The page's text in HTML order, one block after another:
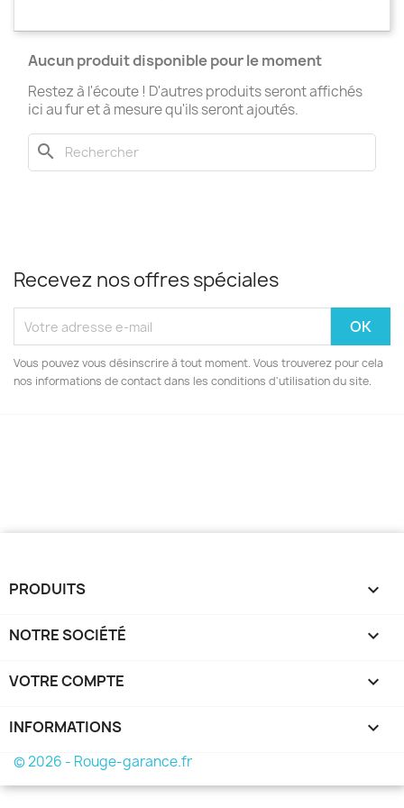
Aucun produit disponible pour le moment
Restez à l'écoute ! D'autres produits seront affichés
ici au fur et à mesure qu'ils seront ajoutés.
search
Recevez nos offres spéciales
Vous pouvez vous désinscrire à tout moment. Vous trouverez pour cela
nos informations de contact dans les conditions d'utilisation du site.
PRODUITS 
NOTRE SOCIÉTÉ 
VOTRE COMPTE 
INFORMATIONS keyboard_arrow_down
© 2026 - Rouge-garance.fr